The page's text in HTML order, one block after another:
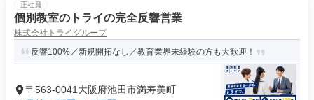
正社員
個別教室のトライの完全反響営業
株式会社トライグループ
反響100%／新規開拓なし／教育業界未経験の方も大歓迎！
〒563-0041大阪府池田市満寿美町